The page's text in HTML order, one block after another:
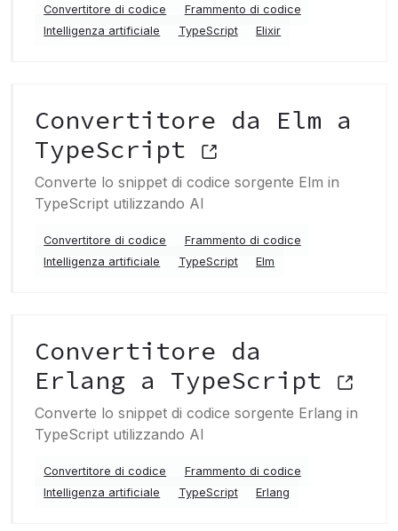
Convertitore di codice
Frammento di codice
Intelligenza artificiale
TypeScript Elixir
Convertitore da Elm a
TypeScript
Converte lo snippet di codice sorgente Elm in
TypeScript utilizzando AI
Convertitore di codice
Frammento di codice
Intelligenza artificiale
TypeScript Elm
Convertitore da
Erlang a TypeScript
Converte lo snippet di codice sorgente Erlang in
TypeScript utilizzando AI
Convertitore di codice
Frammento di codice
Intelligenza artificiale
TypeScript Erlang